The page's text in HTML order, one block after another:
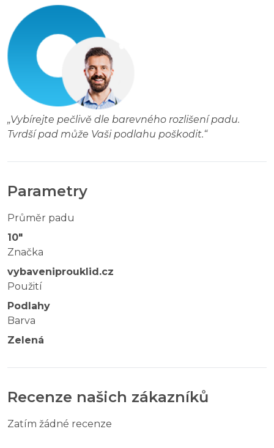
„Vybírejte pečlivě dle barevného rozlišení padu.
Tvrdší pad může Vaši podlahu poškodit.“
Parametry
Průměr padu
10"
Značka
vybaveniprouklid.cz
Použití
Podlahy
Barva
Zelená
Recenze našich zákazníků
Zatím žádné recenze